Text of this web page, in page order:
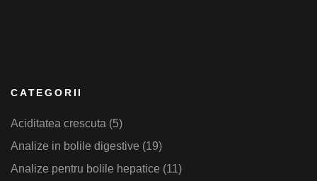
CATEGORII
Aciditatea crescuta (5)
Analize in bolile digestive (19)
Analize pentru bolile hepatice (11)